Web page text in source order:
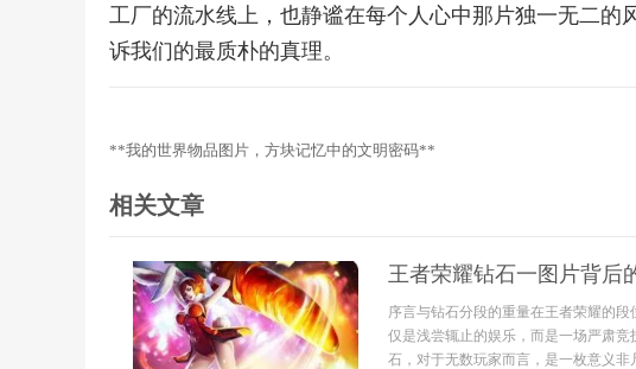
工厂的流水线上，也静谧在每个人心中那片独一无二的
诉我们的最质朴的真理。
**我的世界物品图片，方块记忆中的文明密码**
相关文章
王者荣耀钻石一图片背后
序言与钻石分段的重量在王者荣耀的
仅是浅尝辄止的娱乐，而是一场严肃
石，对于无数玩家而言，是一枚意义